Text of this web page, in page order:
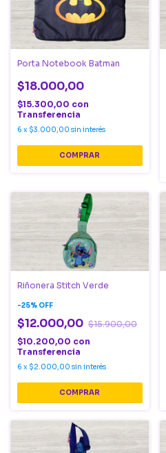
Porta Notebook Batman
$18.000,00
$15.300,00 con
Transferencia
6 x $3.000,00 sin interés
Riñonera Stitch Verde
-25% OFF
$12.000,00 $15.900,00
$10.200,00 con
Transferencia
6 x $2.000,00 sin interés